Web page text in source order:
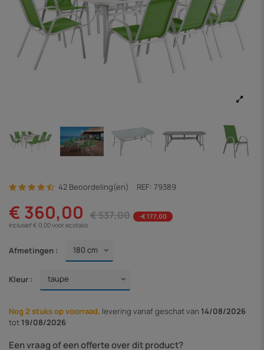
42 Beoordeling(en) REF: 79389
€ 360,00 € 537,00
-€ 177,00
Inclusief € 0,00 voor ecotaks
Afmetingen :
Kleur :
Nog 2 stuks op voorraad, levering vanafgeschat van 14/08/2026
tot 19/08/2026
Een vraag of een offerte over dit product?